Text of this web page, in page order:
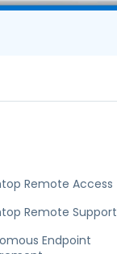
Remote Access
Remote Support
Endpoint